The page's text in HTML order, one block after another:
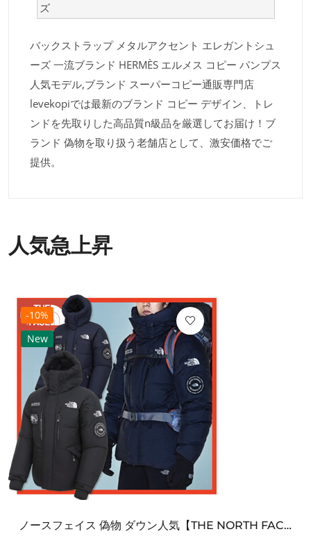
ズ
バックストラップ メタルアクセント エレガントシュ
ーズ 一流ブランド HERMÈS エルメス コピー パンプス
人気モデル,ブランド スーパーコピー通販専門店
levekopiでは最新のブランド コピー デザイン、トレ
ンドを先取りした高品質n級品を厳選してお届け！ブ
ランド 偽物を取り扱う老舗店として、激安価格でご
提供。
人気急上昇
-10%
New
ノースフェイス 偽物 ダウン人気【THE NORTH FACE】M'S 7 SUMMIT HIM...